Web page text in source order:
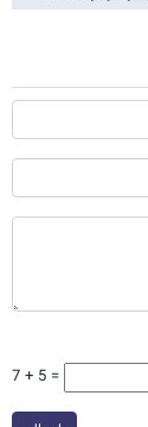
7 + 5 =